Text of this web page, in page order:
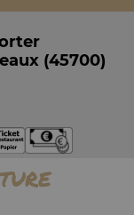
(45700)